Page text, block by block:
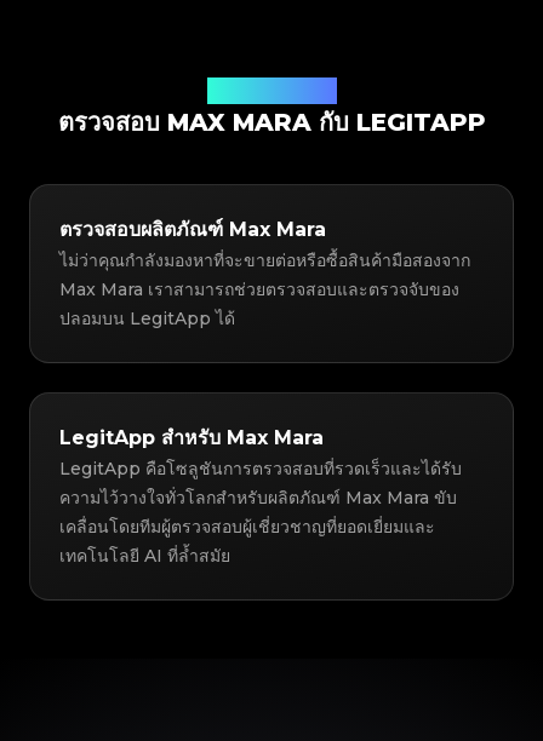
ตรวจสอบ MAX MARA กับ LEGITAPP
ตรวจสอบผลิตภัณฑ์ Max Mara
ไม่ว่าคุณกำลังมองหาที่จะขายต่อหรือซื้อสินค้ามือสองจาก
Max Mara เราสามารถช่วยตรวจสอบและตรวจจับของ
ปลอมบน LegitApp ได้
LegitApp สำหรับ Max Mara
LegitApp คือโซลูชันการตรวจสอบที่รวดเร็วและได้รับ
ความไว้วางใจทั่วโลกสำหรับผลิตภัณฑ์ Max Mara ขับ
เคลื่อนโดยทีมผู้ตรวจสอบผู้เชี่ยวชาญที่ยอดเยี่ยมและ
เทคโนโลยี AI ที่ล้ำสมัย